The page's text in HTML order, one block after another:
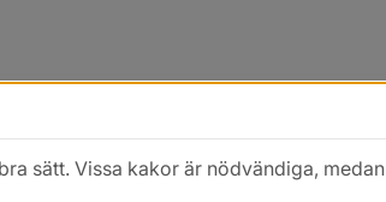
sätt. Vissa kakor är nödvändiga, medan